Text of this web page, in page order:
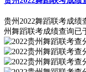
贵州2022舞蹈联考成绩
州舞蹈联考成绩查询已